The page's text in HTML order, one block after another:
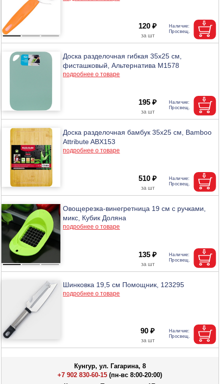
120 ₽
Доска разделочная гибкая 35х25 см,
фисташковый, Альтернатива М1578
подробнее о товаре
195 ₽
Доска разделочная бамбук 35х25 см, Bamboo
Attribute ABX153
подробнее о товаре
510 ₽
Овощерезка-винегретница 19 см с ручками,
микс, Кубик Доляна
подробнее о товаре
135 ₽
Шинковка 19,5 см Помощник, 123295
подробнее о товаре
90 ₽
Кунгур, ул. Гагарина, 8
+7 902 830-60-15 (пн-вс 8:00-20:00)